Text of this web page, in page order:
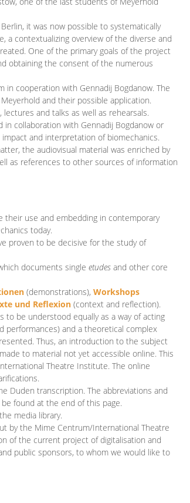
it was now possible to systematically
a contextualizing overview of the diverse and
One of the primary goals of the project
obtaining the consent of the numerous
cooperation with Gennadij Bogdanow. The
and their possible application.
and talks as well as rehearsals.
collaboration with Gennadij Bogdanow or
and interpretation of biomechanics.
the audiovisual material was enriched by
as references to other sources of information
use and embedding in contemporary
today.
proven to be decisive for the study of
documents single etudes and other core
(demonstrations), Workshops
und Reflexion (context and reflection).
be understood equally as a way of acting
performances) and a theoretical complex
Thus, an introduction to the subject
to material not yet accessible online. This
Theatre Institute. The online
Duden transcription. The abbreviations and
found at the end of this page.
media library.
by the Mime Centrum/International Theatre
of the current project of digitalisation and
public sponsors, to whom we would like to